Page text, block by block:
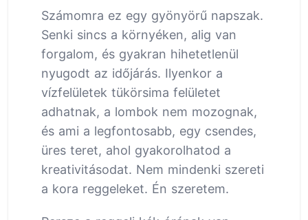
Számomra ez egy gyönyörű napszak.
Senki sincs a környéken, alig van
forgalom, és gyakran hihetetlenül
nyugodt az időjárás. Ilyenkor a
vízfelületek tükörsima felületet
adhatnak, a lombok nem mozognak,
és ami a legfontosabb, egy csendes,
üres teret, ahol gyakorolhatod a
kreativitásodat. Nem mindenki szereti
a kora reggeleket. Én szeretem.